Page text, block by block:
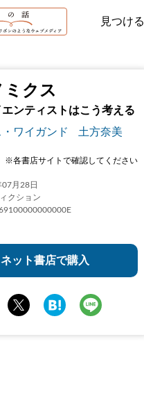
見つける
ミクス
ンティストはこう考える
ワイガンド
土方奈美
※各書店サイトで確認してください
月28日
クション
ネット書店で購入